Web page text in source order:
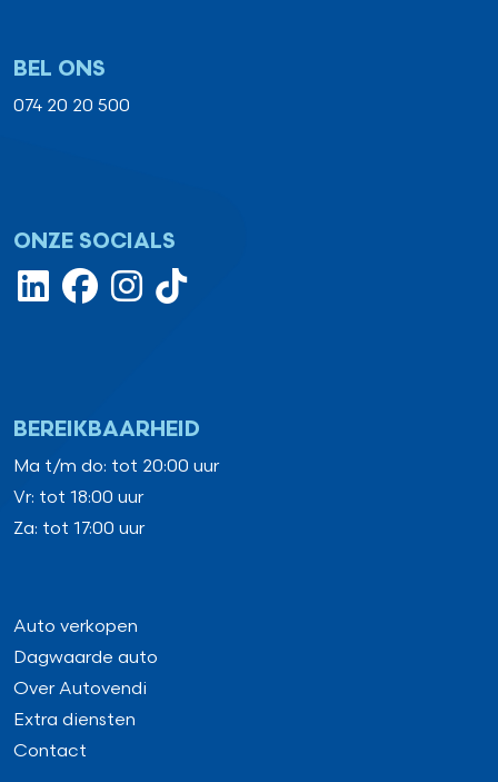
BEL ONS
074 20 20 500
ONZE SOCIALS
BEREIKBAARHEID
Ma t/m do: tot 20:00 uur
Vr: tot 18:00 uur
Za: tot 17:00 uur
Auto verkopen
Dagwaarde auto
Over Autovendi
Extra diensten
Contact